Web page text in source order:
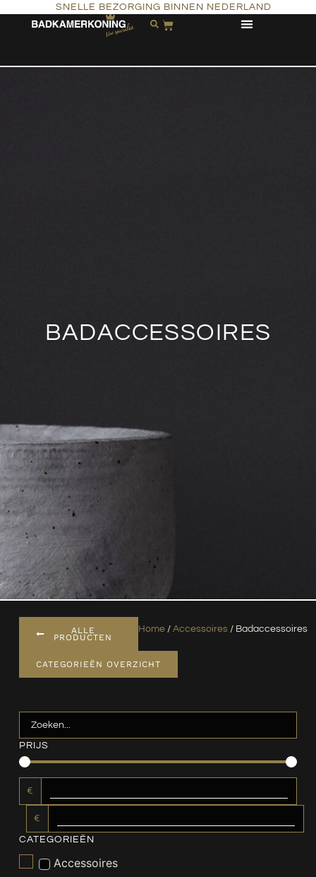
SNELLE BEZORGING BINNEN NEDERLAND
BADACCESSOIRES
ALLE
PRODUCTEN
Home /Accessoires / Badaccessoires
CATEGORIEËN OVERZICHT
PRIJS
€
€
CATEGORIEËN
Accessoires